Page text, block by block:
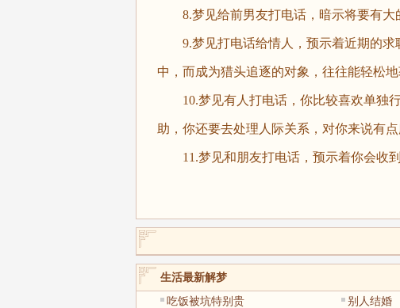
8.梦见给前男友打电话，暗示将要有大
9.梦见打电话给情人，预示着近期的求
中，而成为猎头追逐的对象，往往能轻松地
10.梦见有人打电话，你比较喜欢单独行
助，你还要去处理人际关系，对你来说有点
11.梦见和朋友打电话，预示着你会收到
生活最新解梦
吃饭被坑特别贵
别人结婚